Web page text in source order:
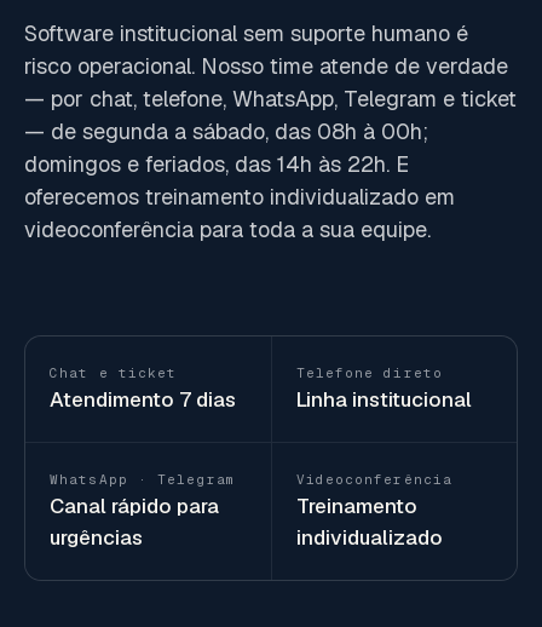
Software institucional sem suporte humano é
risco operacional. Nosso time atende de verdade
— por chat, telefone, WhatsApp, Telegram e ticket
— de segunda a sábado, das 08h à 00h;
domingos e feriados, das 14h às 22h. E
oferecemos treinamento individualizado em
videoconferência para toda a sua equipe.
Chat e ticket
Atendimento 7 dias
Telefone direto
Linha institucional
WhatsApp · Telegram
Canal rápido para
urgências
Videoconferência
Treinamento
individualizado